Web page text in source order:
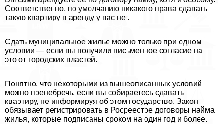
Соответственно, по умолчанию никакого права сдавать
такую квартиру в аренду у вас нет.
Сдать муниципальное жилье можно только при одном
условии — если вы получили письменное согласие на
это от городских властей.
Понятно, что некоторыми из вышеописанных условий
можно пренебречь, если вы собираетесь сдавать
квартиру, не информируя об этом государство. Закон
обязывает регистрировать в Росреестре договоры найма
жилья, которые подписаны сроком на один год и более.